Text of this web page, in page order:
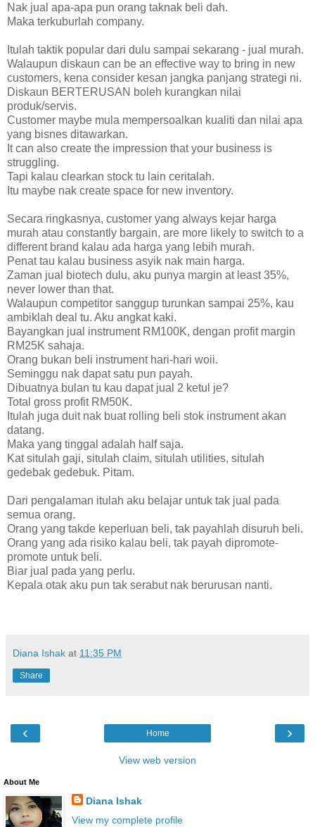
Nak jual apa-apa pun orang taknak beli dah.
Maka terkuburlah company.
Itulah taktik popular dari dulu sampai sekarang - jual murah.
Walaupun diskaun can be an effective way to bring in new
customers, kena consider kesan jangka panjang strategi ni.
Diskaun BERTERUSAN boleh kurangkan nilai
produk/servis.
Customer maybe mula mempersoalkan kualiti dan nilai apa
yang bisnes ditawarkan.
It can also create the impression that your business is
struggling.
Tapi kalau clearkan stock tu lain ceritalah.
Itu maybe nak create space for new inventory.
Secara ringkasnya, customer yang always kejar harga
murah atau constantly bargain, are more likely to switch to a
different brand kalau ada harga yang lebih murah.
Penat tau kalau business asyik nak main harga.
Zaman jual biotech dulu, aku punya margin at least 35%,
never lower than that.
Walaupun competitor sanggup turunkan sampai 25%, kau
ambiklah deal tu. Aku angkat kaki.
Bayangkan jual instrument RM100K, dengan profit margin
RM25K sahaja.
Orang bukan beli instrument hari-hari woii.
Seminggu nak dapat satu pun payah.
Dibuatnya bulan tu kau dapat jual 2 ketul je?
Total gross profit RM50K.
Itulah juga duit nak buat rolling beli stok instrument akan
datang.
Maka yang tinggal adalah half saja.
Kat situlah gaji, situlah claim, situlah utilities, situlah
gedebak gedebuk. Pitam.
Dari pengalaman itulah aku belajar untuk tak jual pada
semua orang.
Orang yang takde keperluan beli, tak payahlah disuruh beli.
Orang yang ada risiko kalau beli, tak payah dipromote-
promote untuk beli.
Biar jual pada yang perlu.
Kepala otak aku pun tak serabut nak berurusan nanti.
Diana Ishak at 11:35 PM
Share
‹ ›
Home
View web version
About Me
Diana Ishak
View my complete profile